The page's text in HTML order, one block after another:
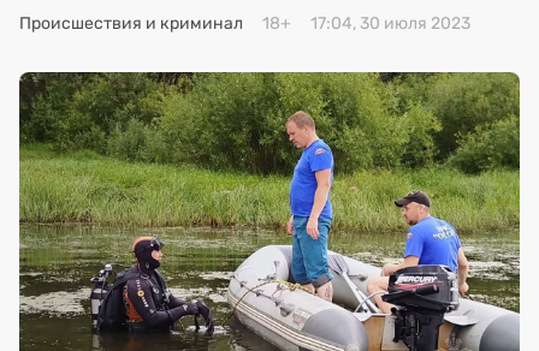
Происшествия и криминал 18+ 17:04, 30 июля 2023